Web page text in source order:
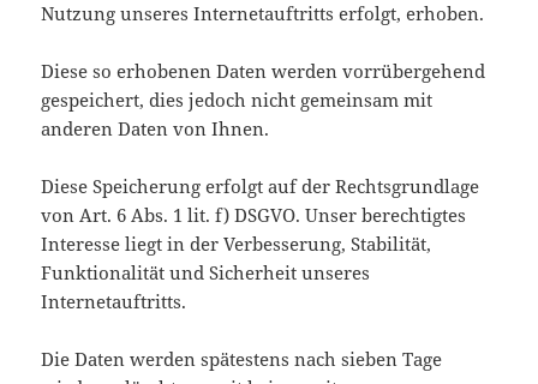
Nutzung unseres Internetauftritts erfolgt, erhoben.
Diese so erhobenen Daten werden vorrübergehend
gespeichert, dies jedoch nicht gemeinsam mit
anderen Daten von Ihnen.
Diese Speicherung erfolgt auf der Rechtsgrundlage
von Art. 6 Abs. 1 lit. f) DSGVO. Unser berechtigtes
Interesse liegt in der Verbesserung, Stabilität,
Funktionalität und Sicherheit unseres
Internetauftritts.
Die Daten werden spätestens nach sieben Tage